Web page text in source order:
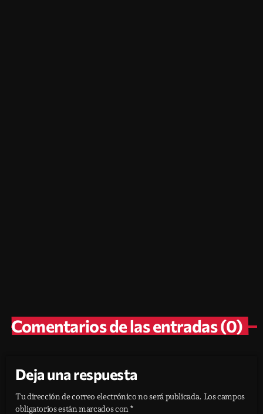
Comentarios de las entradas (0)
Deja una respuesta
Tu dirección de correo electrónico no será publicada. Los campos
obligatorios están marcados con *